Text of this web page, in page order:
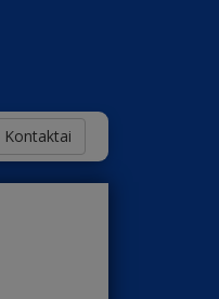
Kontaktai